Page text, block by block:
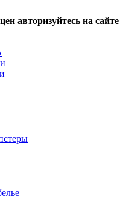
авторизуйтесь на сайте